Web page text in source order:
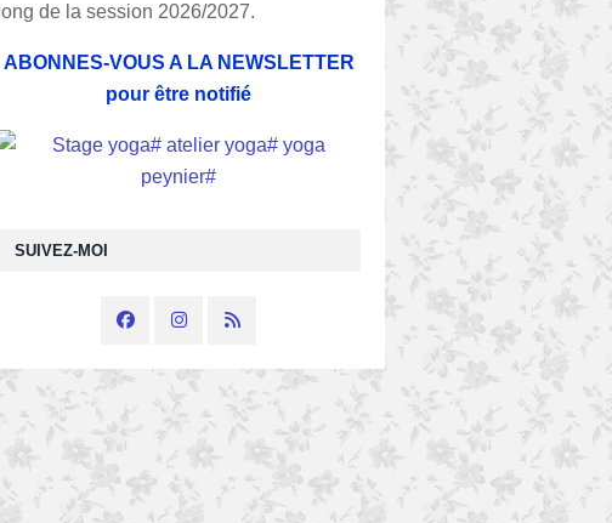
SUIVEZ-MOI
long de la session 2026/2027.
ABONNES-VOUS A LA NEWSLETTER
pour être notifié